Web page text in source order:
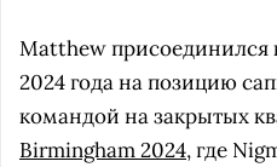
Matthew присоединился
2024 года на позицию
командой на закрытых
Birmingham 2024, где